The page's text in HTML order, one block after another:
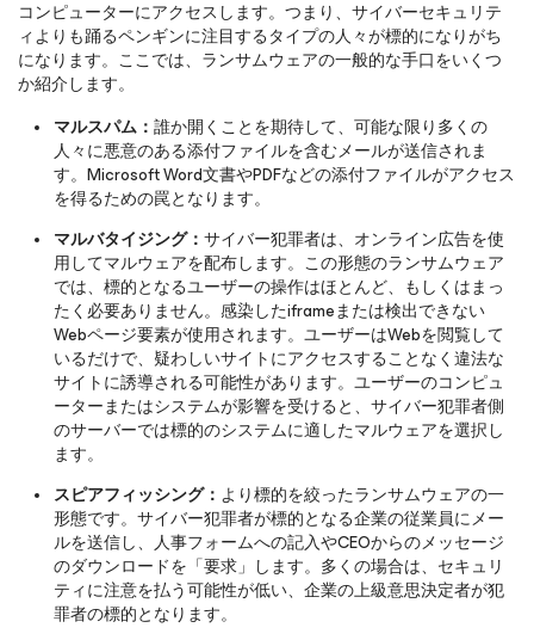
コンピューターにアクセスします。つまり、サイバーセキュリテ
ィよりも踊るペンギンに注目するタイプの人々が標的になりがち
になります。ここでは、ランサムウェアの一般的な手口をいくつ
か紹介します。
マルスパム： 誰か開くことを期待して、可能な限り多くの
人々に悪意のある添付ファイルを含むメールが送信されま
す。Microsoft Word文書やPDFなどの添付ファイルがアクセス
を得るための罠となります。
マルバタイジング： サイバー犯罪者は、オンライン広告を使
用してマルウェアを配布します。この形態のランサムウェア
では、標的となるユーザーの操作はほとんど、もしくはまっ
たく必要ありません。感染したiframeまたは検出できない
Webページ要素が使用されます。ユーザーはWebを閲覧して
いるだけで、疑わしいサイトにアクセスすることなく違法な
サイトに誘導される可能性があります。ユーザーのコンピュ
ーターまたはシステムが影響を受けると、サイバー犯罪者側
のサーバーでは標的のシステムに適したマルウェアを選択し
ます。
スピアフィッシング： より標的を絞ったランサムウェアの一
形態です。サイバー犯罪者が標的となる企業の従業員にメー
ルを送信し、人事フォームへの記入やCEOからのメッセージ
のダウンロードを「要求」します。多くの場合は、セキュリ
ティに注意を払う可能性が低い、企業の上級意思決定者が犯
罪者の標的となります。